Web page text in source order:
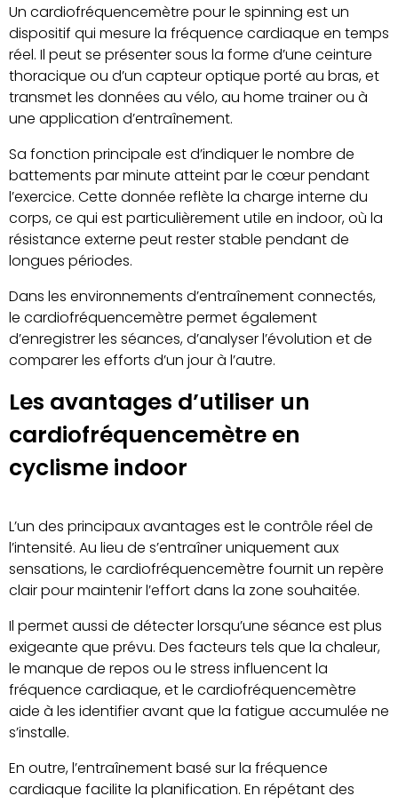
Un cardiofréquencemètre pour le spinning est un
dispositif qui mesure la fréquence cardiaque en temps
réel. Il peut se présenter sous la forme d’une ceinture
thoracique ou d’un capteur optique porté au bras, et
transmet les données au vélo, au home trainer ou à
une application d’entraînement.
Sa fonction principale est d’indiquer le nombre de
battements par minute atteint par le cœur pendant
l’exercice. Cette donnée reflète la charge interne du
corps, ce qui est particulièrement utile en indoor, où la
résistance externe peut rester stable pendant de
longues périodes.
Dans les environnements d’entraînement connectés,
le cardiofréquencemètre permet également
d’enregistrer les séances, d’analyser l’évolution et de
comparer les efforts d’un jour à l’autre.
Les avantages d’utiliser un
cardiofréquencemètre en
cyclisme indoor
L’un des principaux avantages est le contrôle réel de
l’intensité. Au lieu de s’entraîner uniquement aux
sensations, le cardiofréquencemètre fournit un repère
clair pour maintenir l’effort dans la zone souhaitée.
Il permet aussi de détecter lorsqu’une séance est plus
exigeante que prévu. Des facteurs tels que la chaleur,
le manque de repos ou le stress influencent la
fréquence cardiaque, et le cardiofréquencemètre
aide à les identifier avant que la fatigue accumulée ne
s’installe.
En outre, l’entraînement basé sur la fréquence
cardiaque facilite la planification. En répétant des